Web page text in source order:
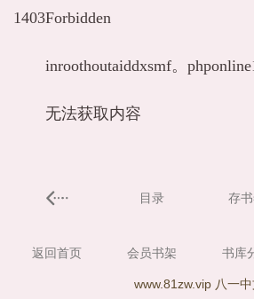
1403Forbidden
inroothoutaiddxsmf。
无法获取内容
目录 存
返回首页 会员书架 书库
www.81zw.vip 八一中